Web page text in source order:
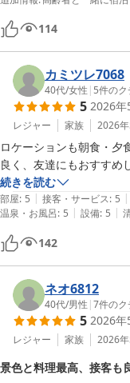
114
カミツレ7068
40代/女性 | 5件のク
5 2026年
レジャー 家族 2026
ロケーションも朝食・夕
良く、友達にもおすすめ
続きを読む
部屋: 5 | 接客・サービス: 5 |
温泉・お風呂: 5 | 設備: 5 |
142
ネオ6812
40代/男性 |7件のク
5 2026年
レジャー 家族 2026
景色と料理最高、接客も